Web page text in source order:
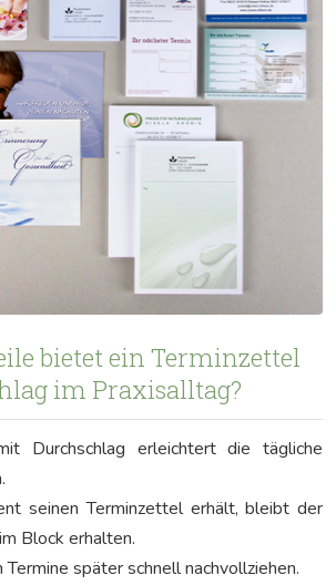
bietet ein Terminzettel
im Praxisalltag?
Durchschlag erleichtert die tägliche
seinen Terminzettel erhält, bleibt der
Block erhalten.
Termine später schnell nachvollziehen.